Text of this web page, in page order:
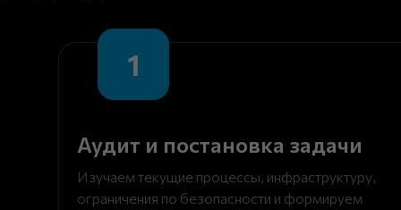
1
Аудит и постановка задачи
Изучаем текущие процессы, инфраструктуру,
ограничения по безопасности и формируем